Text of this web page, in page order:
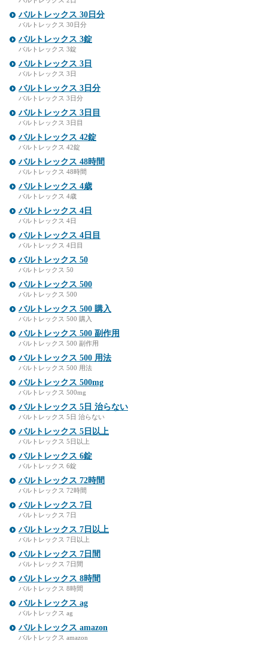
バルトレックス 30日分
バルトレックス 30日分
バルトレックス 3錠
バルトレックス 3錠
バルトレックス 3日
バルトレックス 3日
バルトレックス 3日分
バルトレックス 3日分
バルトレックス 3日目
バルトレックス 3日目
バルトレックス 42錠
バルトレックス 42錠
バルトレックス 48時間
バルトレックス 48時間
バルトレックス 4歳
バルトレックス 4歳
バルトレックス 4日
バルトレックス 4日
バルトレックス 4日目
バルトレックス 4日目
バルトレックス 50
バルトレックス 50
バルトレックス 500
バルトレックス 500
バルトレックス 500 購入
バルトレックス 500 購入
バルトレックス 500 副作用
バルトレックス 500 副作用
バルトレックス 500 用法
バルトレックス 500 用法
バルトレックス 500mg
バルトレックス 500mg
バルトレックス 5日 治らない
バルトレックス 5日 治らない
バルトレックス 5日以上
バルトレックス 5日以上
バルトレックス 6錠
バルトレックス 6錠
バルトレックス 72時間
バルトレックス 72時間
バルトレックス 7日
バルトレックス 7日
バルトレックス 7日以上
バルトレックス 7日以上
バルトレックス 7日間
バルトレックス 7日間
バルトレックス 8時間
バルトレックス 8時間
バルトレックス ag
バルトレックス ag
バルトレックス amazon
バルトレックス amazon